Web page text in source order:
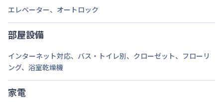
エレベーター、 オートロック
部屋設備
インターネット対応、 バス・トイレ別、 クローゼット、 フローリ
ング、 浴室乾燥機
家電